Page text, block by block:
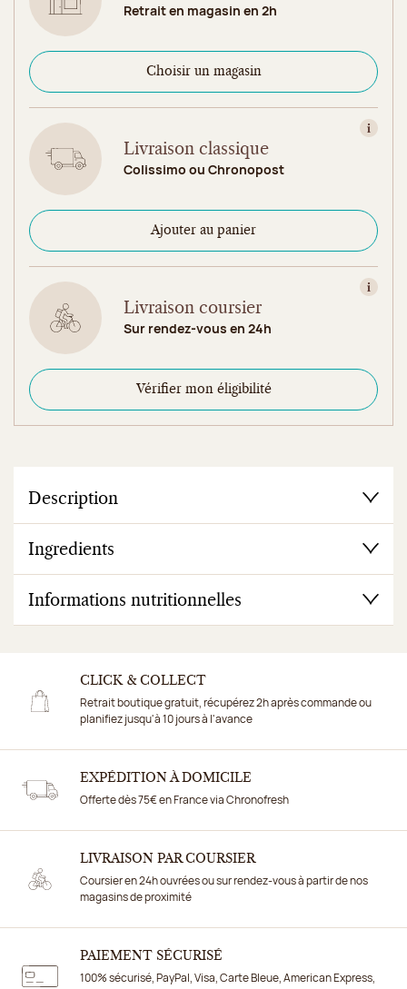
Retrait en magasin en 2h
Choisir un magasin
Livraison classique
Colissimo ou Chronopost
Ajouter au panier
Livraison coursier
Sur rendez-vous en 24h
Vérifier mon éligibilité
Description
Ingredients
Informations nutritionnelles
CLICK & COLLECT
Retrait boutique gratuit, récupérez 2h après commande ou
planifiez jusqu'à 10 jours à l'avance
EXPÉDITION À DOMICILE
Offerte dès 75€ en France via Chronofresh
LIVRAISON PAR COURSIER
Coursier en 24h ouvrées ou sur rendez-vous à partir de nos
magasins de proximité
PAIEMENT SÉCURISÉ
100% sécurisé, PayPal, Visa, Carte Bleue, American Express,